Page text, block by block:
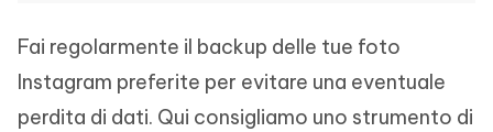
Fai regolarmente il backup delle tue foto
Instagram preferite per evitare una eventuale
perdita di dati. Qui consigliamo uno strumento di